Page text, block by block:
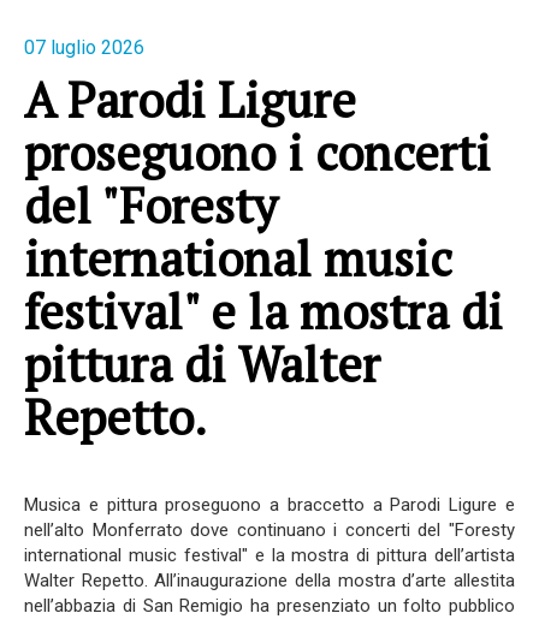
07 luglio 2026
A Parodi Ligure
proseguono i concerti
del "Foresty
international music
festival" e la mostra di
pittura di Walter
Repetto.
Musica e pittura proseguono a braccetto a Parodi Ligure e
nell’alto Monferrato dove continuano i concerti del "Foresty
international music festival" e la mostra di pittura dell’artista
Walter Repetto. All’inaugurazione della mostra d’arte allestita
nell’abbazia di San Remigio ha presenziato un folto pubblico